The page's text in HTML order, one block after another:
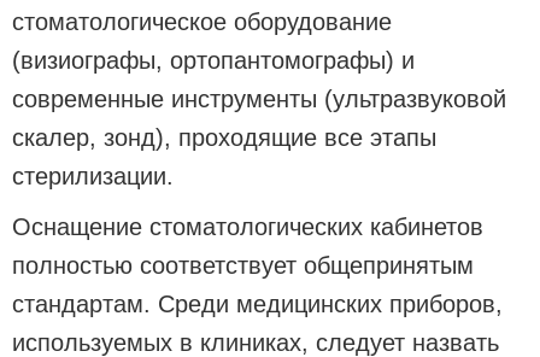
стоматологическое оборудование
(визиографы, ортопантомографы) и
современные инструменты (ультразвуковой
скалер, зонд), проходящие все этапы
стерилизации.
Оснащение стоматологических кабинетов
полностью соответствует общепринятым
стандартам. Среди медицинских приборов,
используемых в клиниках, следует назвать